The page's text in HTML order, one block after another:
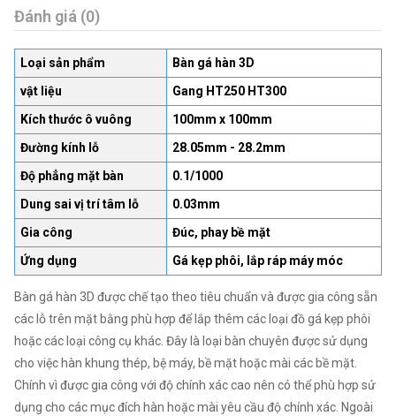
Đánh giá (0)
Loại sản phẩm
Bàn gá hàn 3D
vật liệu
Gang HT250 HT300
Kích thước ô vuông
100mm x 100mm
Đường kính lỗ
28.05mm - 28.2mm
Độ phẳng mặt bàn
0.1/1000
Dung sai vị trí tâm lỗ
0.03mm
Gia công
Đúc, phay bề mặt
Ứng dụng
Gá kẹp phôi, lắp ráp máy móc
Bàn gá hàn 3D được chế tạo theo tiêu chuẩn và được gia công sẵn
các lỗ trên mặt bằng phù hợp để lắp thêm các loại đồ gá kẹp phôi
hoặc các loại công cụ khác. Đây là loại bàn chuyên được sử dụng
cho việc hàn khung thép, bệ máy, bề mặt hoặc mài các bề mặt.
Chính vì được gia công với độ chính xác cao nên có thể phù hợp sử
dụng cho các mục đích hàn hoặc mài yêu cầu độ chính xác. Ngoài